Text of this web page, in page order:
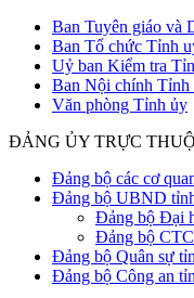
Ban Tuyên giáo và
Ban Tổ chức Tỉnh
Uỷ ban Kiểm tra
Ban Nội chính Tỉnh
Văn phòng Tỉnh ủy
ĐẢNG ỦY TRỰC
Đảng bộ các cơ
Đảng bộ UBND
Đảng bộ Đại
Đảng bộ
Đảng bộ Quân sự
Đảng bộ Công an